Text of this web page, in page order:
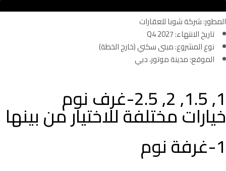
المطور: شركة شوبا للعقارات
تاريخ الانتهاء: Q4 2027
نوع المشروع: مبنى سكني (خارج الخطة)
الموقع: مدينة موتور، دبي
1, 1.5, 2, 2.5-غرف نوم
خيارات مختلفة للاختيار من بينها
1-غرفة نوم